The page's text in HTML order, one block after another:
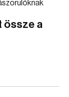
össze a